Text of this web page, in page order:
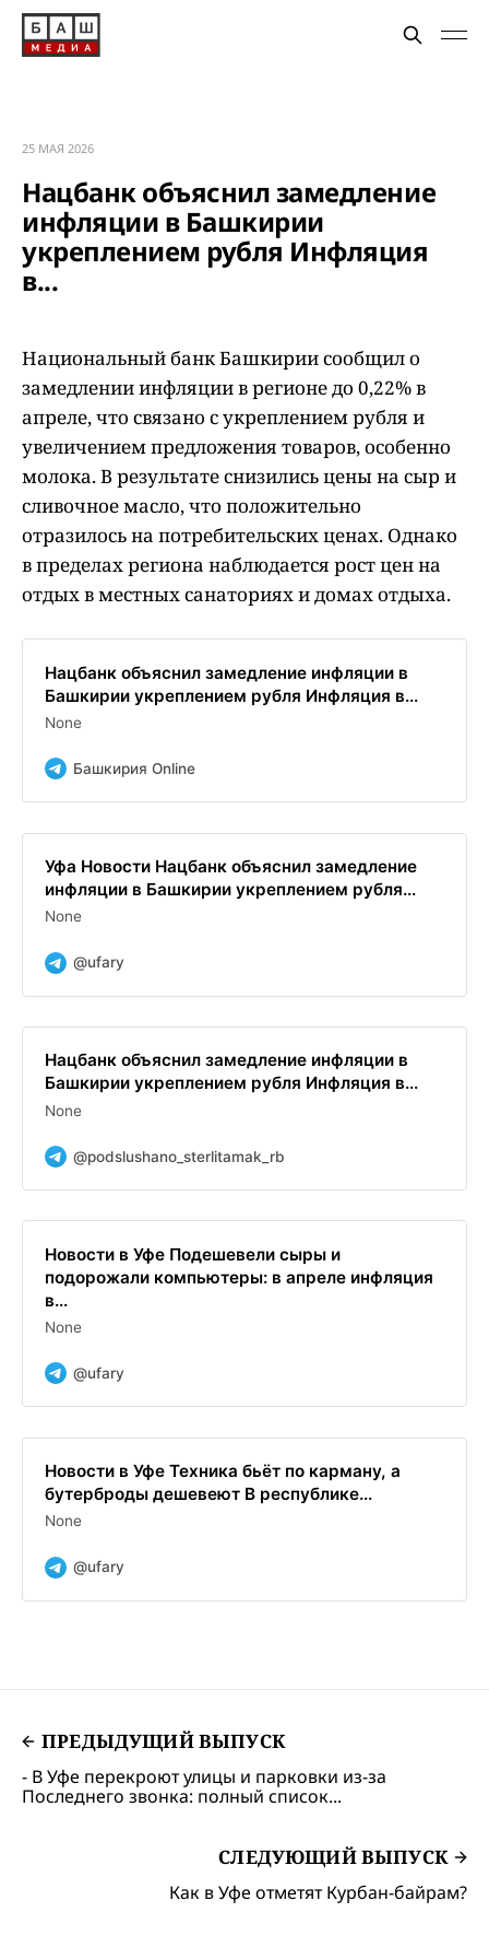
25 МАЯ 2026
Нацбанк объяснил замедление
инфляции в Башкирии
укреплением рубля Инфляция
в...
Национальный банк Башкирии сообщил о
замедлении инфляции в регионе до 0,22% в
апреле, что связано с укреплением рубля и
увеличением предложения товаров, особенно
молока. В результате снизились цены на сыр и
сливочное масло, что положительно
отразилось на потребительских ценах. Однако
в пределах региона наблюдается рост цен на
отдых в местных санаториях и домах отдыха.
Нацбанк объяснил замедление инфляции в
Башкирии укреплением рубля Инфляция в...
None
Башкирия Online
Уфа Новости Нацбанк объяснил замедление
инфляции в Башкирии укреплением рубля...
None
@ufary
Нацбанк объяснил замедление инфляции в
Башкирии укреплением рубля Инфляция в...
None
@podslushano_sterlitamak_rb
Новости в Уфе Подешевели сыры и
подорожали компьютеры: в апреле инфляция
в...
None
@ufary
Новости в Уфе Техника бьёт по карману, а
бутерброды дешевеют В республике...
None
@ufary
ПРЕДЫДУЩИЙ ВЫПУСК
- В Уфе перекроют улицы и парковки из-за
Последнего звонка: полный список...
СЛЕДУЮЩИЙ ВЫПУСК
Как в Уфе отметят Курбан-байрам?